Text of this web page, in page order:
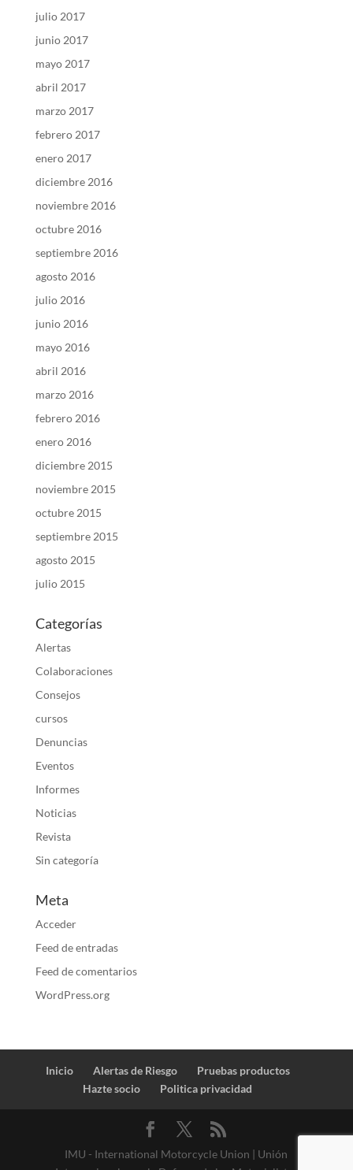
julio 2017
junio 2017
mayo 2017
abril 2017
marzo 2017
febrero 2017
enero 2017
diciembre 2016
noviembre 2016
octubre 2016
septiembre 2016
agosto 2016
julio 2016
junio 2016
mayo 2016
abril 2016
marzo 2016
febrero 2016
enero 2016
diciembre 2015
noviembre 2015
octubre 2015
septiembre 2015
agosto 2015
julio 2015
Categorías
Alertas
Colaboraciones
Consejos
cursos
Denuncias
Eventos
Informes
Noticias
Revista
Sin categoría
Meta
Acceder
Feed de entradas
Feed de comentarios
WordPress.org
Inicio Alertas de Riesgo
Pruebas productos
Hazte socio
Politica privacidad
IMU - International Motorcycle Union | Unión